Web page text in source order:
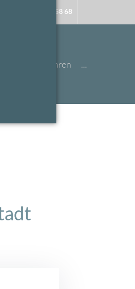
0511 66 58 68
Naturheilverfahren ...